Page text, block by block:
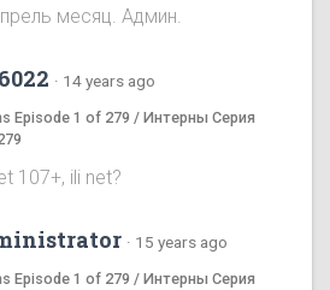
месяц. Админ.
· 14 years ago
Episode 1 of 279 / Интерны Серия
107+, ili net?
· 15 years ago
Episode 1 of 279 / Интерны Серия